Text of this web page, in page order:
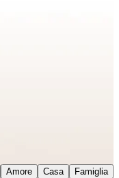
Amore Casa
Famiglia